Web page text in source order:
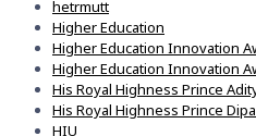
hetrmutt
Higher Education
Higher Education Innovation
Higher Education Innovation
His Royal Highness Prince
His Royal Highness Prince
HIU